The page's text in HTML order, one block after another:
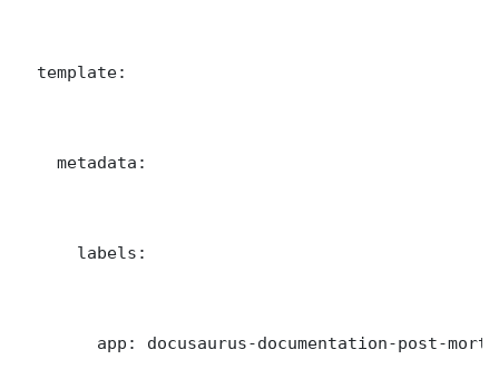
  template:
    metadata:
      labels:
app: docusaurus-documentation-post-